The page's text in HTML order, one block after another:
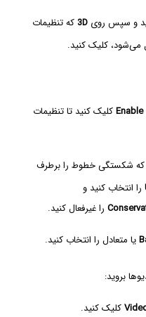
و سپس روی 3D که تنظیمات
می‌شود، کلیک کنید.
Enableکلیک کنید تا تنظیمات
که شکستگی خطوط را برطرف
را انتخاب کنید و
را غیرفعال کنید.
یا متعادل را انتخاب کنید.
بروید:
کلیک کنید.